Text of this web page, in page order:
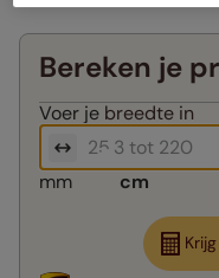
Bereken je
Voer je breedte in
mm cm